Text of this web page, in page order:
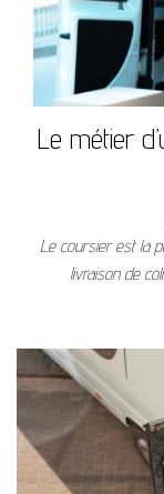
Le métier
Le coursier est la
livraison de